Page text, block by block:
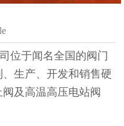
位于闻名全国的阀门
生产、开发和销售硬
及高温高压电站阀